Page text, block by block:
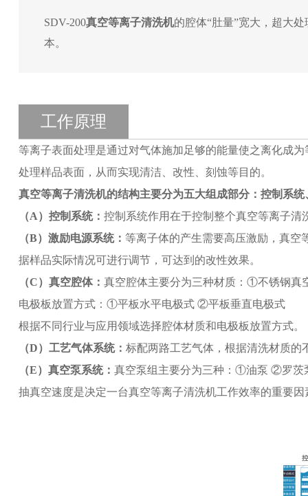
SDV-200真空等离子清洗机的腔体“肚量”宽大，超大
本。
工作原理
等离子表面处理是通过对气体施加足够的能量使之离化成
处理样品表面，从而实现清洁、改性、刻蚀等目的。
真空等离子清洗机的结构主要分为五大组成部分：控制系
（A）控制系统： 控制系统作用在于控制整个真空等离子
（B）激励电源系统： 等离子体的产生需要高压激励，真空
据样品实际情况可进行调节，可达到的改性效果。
（C）真空腔体： 真空腔体主要分为三种材质：①不锈钢
电极板放置方式：①平板水平电极式 ②平板垂直电极式
根据不同行业与应用领域选择腔体材质和电极板放置方式。
（D）工艺气体系统： 标配两路工艺气体，根据清洗材质的
（E）真空泵系统： 真空泵组主要分为三种：①油泵 ②罗
抽真空速度是决定一台真空等离子清洗机工作效率的重要